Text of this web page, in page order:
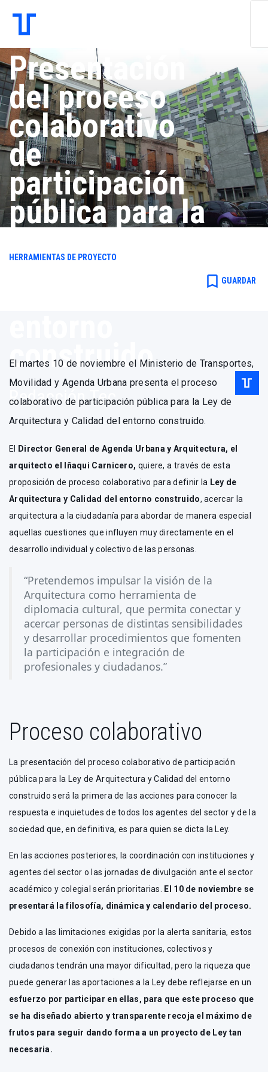
Presentación
del proceso
colaborativo
de
participación
pública para la
Ley de
Arquitectura y
construido
Redacción Tec.
HERRAMIENTAS DE PROYECTO
bookmark_border GUARDAR
El martes 10 de noviembre el Ministerio de Transportes,
Movilidad y Agenda Urbana presenta el proceso
colaborativo de participación pública para la Ley de
Arquitectura y Calidad del entorno construido.
El
Director General de Agenda Urbana y Arquitectura, el
arquitecto el Iñaqui Carnicero, quiere, a través de esta
proposición de proceso colaborativo para definir la Ley de
Arquitectura y Calidad del entorno construido, acercar la
arquitectura a la ciudadanía para abordar de manera especial
aquellas cuestiones que influyen muy directamente en el
desarrollo individual y colectivo de las personas.
“Pretendemos impulsar la visión de la
Arquitectura como herramienta de
diplomacia cultural, que permita conectar y
acercar personas de distintas sensibilidades
y desarrollar procedimientos que fomenten
la participación e integración de
profesionales y ciudadanos.”
Proceso colaborativo
La presentación del proceso colaborativo de participación
pública para la Ley de Arquitectura y Calidad del entorno
construido será la primera de las acciones para conocer la
respuesta e inquietudes de todos los agentes del sector y de la
sociedad que, en definitiva, es para quien se dicta la Ley.
En las acciones posteriores, la coordinación con instituciones y
agentes del sector o las jornadas de divulgación ante el sector
académico y colegial serán prioritarias.
El 10 de noviembre se
presentará la filosofía, dinámica y calendario del proceso.
Debido a las limitaciones exigidas por la alerta sanitaria, estos
procesos de conexión con instituciones, colectivos y
ciudadanos tendrán una mayor dificultad, pero la riqueza que
puede generar las aportaciones a la Ley debe reflejarse en un
esfuerzo por participar en ellas, para que este proceso que
se ha diseñado abierto y transparente recoja el máximo de
frutos para seguir dando forma a un proyecto de Ley tan
necesaria.